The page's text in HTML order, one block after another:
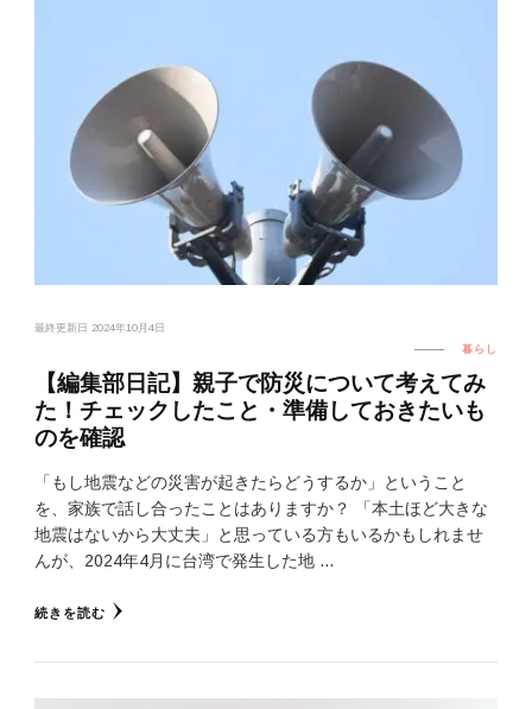
最終更新日 2024年10月4日
暮らし
【編集部日記】親子で防災について考えてみ
た！チェックしたこと・準備しておきたいも
のを確認
「もし地震などの災害が起きたらどうするか」ということ
を、家族で話し合ったことはありますか？ 「本土ほど大きな
地震はないから大丈夫」と思っている方もいるかもしれませ
んが、2024年4月に台湾で発生した地 …
続きを読む